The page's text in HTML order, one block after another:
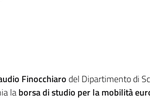
Finocchiaro del Dipartimento di
laborsa di studio per la mobilità